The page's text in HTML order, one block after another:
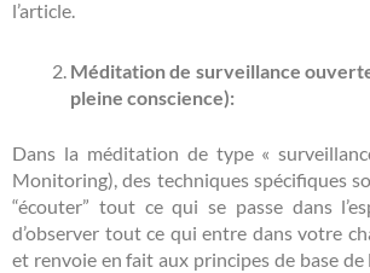
l’article.
Méditation de surveillance
pleine conscience):
Dans la méditation de type «
Monitoring), des techniques spécifiques
“écouter” tout ce qui se passe dans
d’observer tout ce qui entre dans votre
et renvoie en fait aux principes de base